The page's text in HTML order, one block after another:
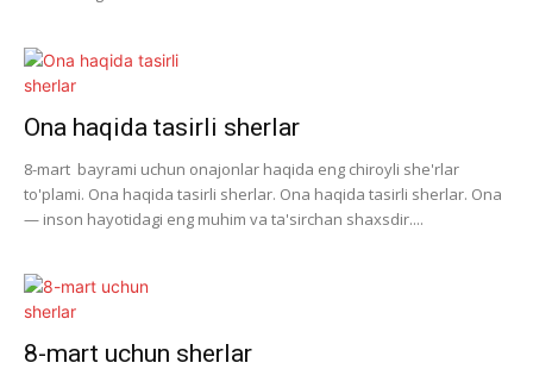
Ona haqida tasirli sherlar
8-mart bayrami uchun onajonlar haqida eng chiroyli she'rlar
to'plami. Ona haqida tasirli sherlar. Ona haqida tasirli sherlar. Ona
— inson hayotidagi eng muhim va ta'sirchan shaxsdir....
8-mart uchun sherlar